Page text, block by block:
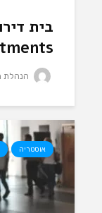
בית
הנהלת
אוסטריה